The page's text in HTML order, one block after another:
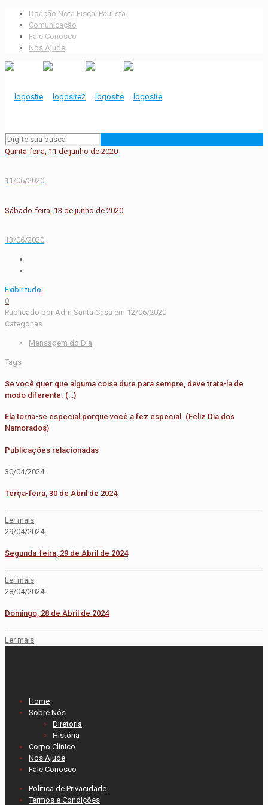
Doação Nota Fiscal Paulista
Comunicação
Fale Conosco
Nos Ajude
Quinta-feira, 11 de junho de 2020
11/06/2020
Sábado-feira, 13 de junho de 2020
13/06/2020
Exibir tudo
0
Publicado por Adm Santa Casa em 12/06/2020
Categorias
Mensagem do Dia
Tags
Se você quer que alguma coisa dure para sempre, deve trata-la de
modo diferente. (…)
Ela torna-se especial porque você a fez especial. (Feliz Dia dos
Namorados)
Publicações relacionadas
30/04/2024
Terça-feira, 30 de Abril de 2024
Ler mais
29/04/2024
Segunda-feira, 29 de Abril de 2024
Ler mais
28/04/2024
Domingo, 28 de Abril de 2024
Ler mais
Home
Sobre Nós
Diretoria
História
Corpo Clínico
Nos Ajude
Fale Conosco
Política de Privacidade
Termos e Condições